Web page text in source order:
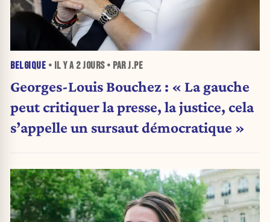
BELGIQUE • IL Y A 2 JOURS• PAR J.PE
Georges-Louis Bouchez : « La gauche
peut critiquer la presse, la justice, cela
s’appelle un sursaut démocratique »